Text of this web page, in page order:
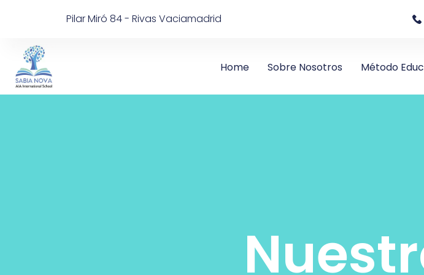
Pilar Miró 84 - Rivas Vaciamadrid
Home Sobre Nosotros Método